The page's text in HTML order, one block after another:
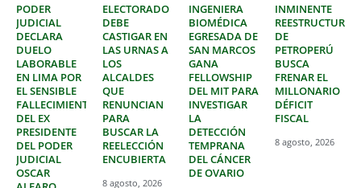
PODER
JUDICIAL
DECLARA
DUELO
LABORABLE
EN LIMA POR
EL SENSIBLE
FALLECIMIENTO
DEL EX
PRESIDENTE
DEL PODER
JUDICIAL
OSCAR
ELECTORADO
DEBE
CASTIGAR EN
LAS URNAS A
LOS
ALCALDES
QUE
RENUNCIAN
PARA
BUSCAR LA
REELECCIÓN
ENCUBIERTA
8 agosto, 2026
INGENIERA
BIOMÉDICA
EGRESADA DE
SAN MARCOS
GANA
FELLOWSHIP
DEL MIT PARA
INVESTIGAR
LA
DETECCIÓN
TEMPRANA
DEL CÁNCER
DE OVARIO
INMINENTE
DE
PETROPERÚ
BUSCA
FRENAR EL
MILLONARIO
DÉFICIT
FISCAL
8 agosto, 2026